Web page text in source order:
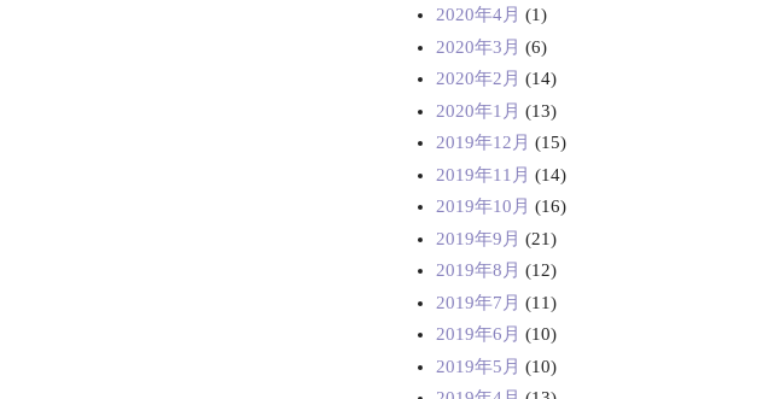
2020年4月 (1)
2020年3月 (6)
2020年2月 (14)
2020年1月 (13)
2019年12月 (15)
2019年11月 (14)
2019年10月 (16)
2019年9月 (21)
2019年8月 (12)
2019年7月 (11)
2019年6月 (10)
2019年5月 (10)